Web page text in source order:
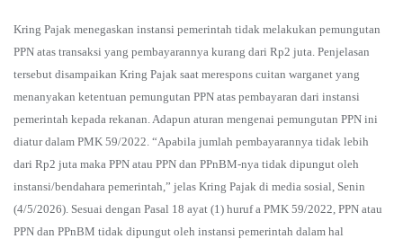
Kring Pajak menegaskan instansi pemerintah tidak melakukan pemungutan
PPN atas transaksi yang pembayarannya kurang dari Rp2 juta. Penjelasan
tersebut disampaikan Kring Pajak saat merespons cuitan warganet yang
menanyakan ketentuan pemungutan PPN atas pembayaran dari instansi
pemerintah kepada rekanan. Adapun aturan mengenai pemungutan PPN ini
diatur dalam PMK 59/2022. “Apabila jumlah pembayarannya tidak lebih
dari Rp2 juta maka PPN atau PPN dan PPnBM-nya tidak dipungut oleh
instansi/bendahara pemerintah,” jelas Kring Pajak di media sosial, Senin
(4/5/2026). Sesuai dengan Pasal 18 ayat (1) huruf a PMK 59/2022, PPN atau
PPN dan PPnBM tidak dipungut oleh instansi pemerintah dalam hal